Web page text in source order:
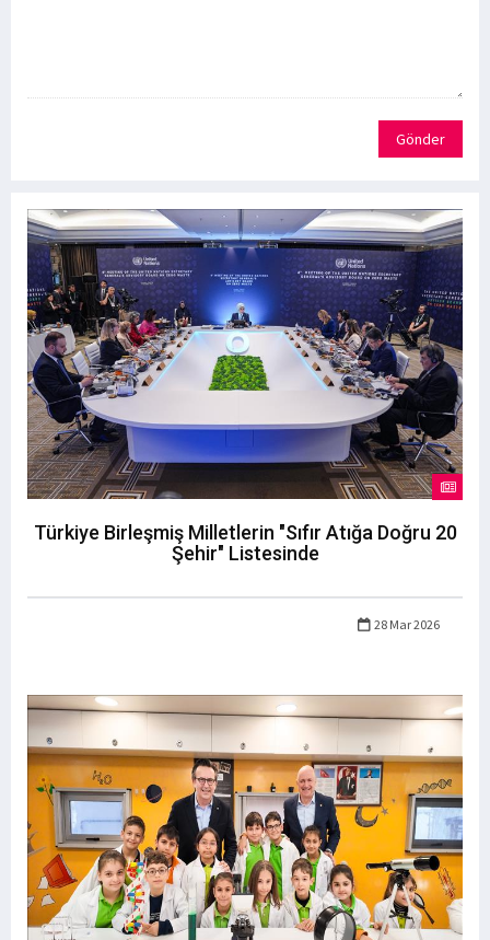
Gönder
Türkiye Birleşmiş Milletlerin "Sıfır Atığa Doğru 20
Şehir" Listesinde
28 Mar 2026